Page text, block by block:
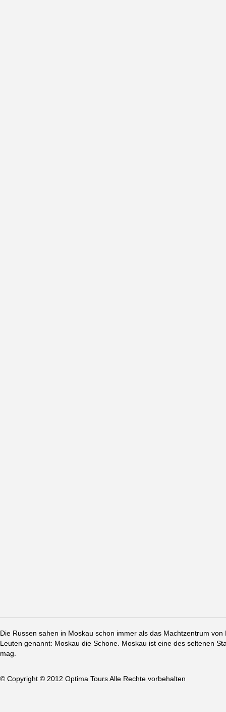
Die Russen sahen in Moskau schon immer als das Machtzentrum
Leuten genannt: Moskau die Schone. Moskau ist eine des seltenen
mag.
© Copyright © 2012 Optima Tours Alle Rechte vorbehalten